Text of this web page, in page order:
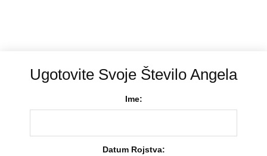
Ugotovite Svoje Število Angela
Ime:
Datum Rojstva: